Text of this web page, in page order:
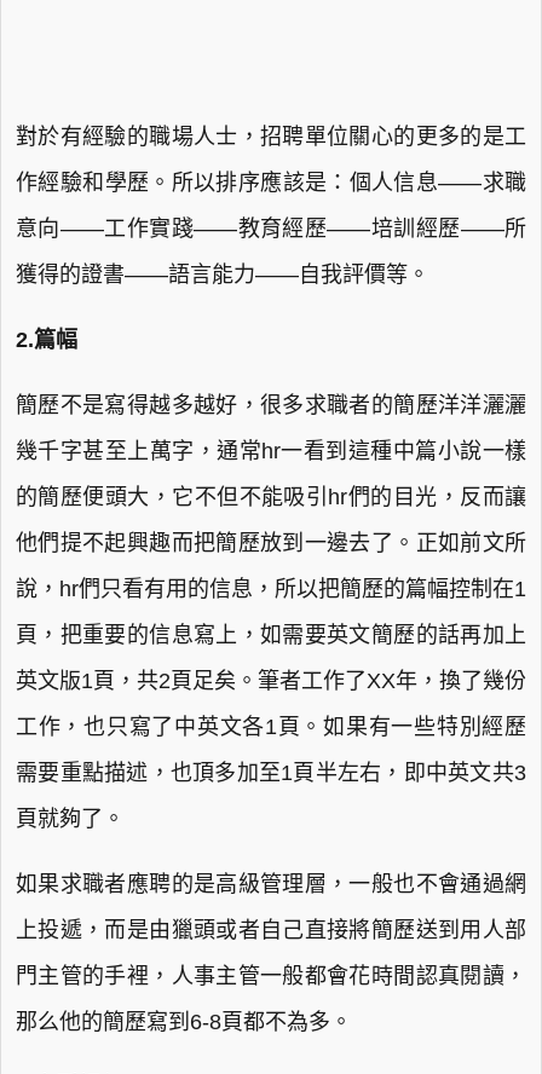
對於有經驗的職場人士，招聘單位關心的更多的是工
作經驗和學歷。所以排序應該是：個人信息——求職
意向——工作實踐——教育經歷——培訓經歷——所
獲得的證書——語言能力——自我評價等。
2.篇幅
簡歷不是寫得越多越好，很多求職者的簡歷洋洋灑灑
幾千字甚至上萬字，通常hr一看到這種中篇小說一樣
的簡歷便頭大，它不但不能吸引hr們的目光，反而讓
他們提不起興趣而把簡歷放到一邊去了。正如前文所
說，hr們只看有用的信息，所以把簡歷的篇幅控制在1
頁，把重要的信息寫上，如需要英文簡歷的話再加上
英文版1頁，共2頁足矣。筆者工作了XX年，換了幾份
工作，也只寫了中英文各1頁。如果有一些特別經歷
需要重點描述，也頂多加至1頁半左右，即中英文共3
頁就夠了。
如果求職者應聘的是高級管理層，一般也不會通過網
上投遞，而是由獵頭或者自己直接將簡歷送到用人部
門主管的手裡，人事主管一般都會花時間認真閱讀，
那么他的簡歷寫到6-8頁都不為多。